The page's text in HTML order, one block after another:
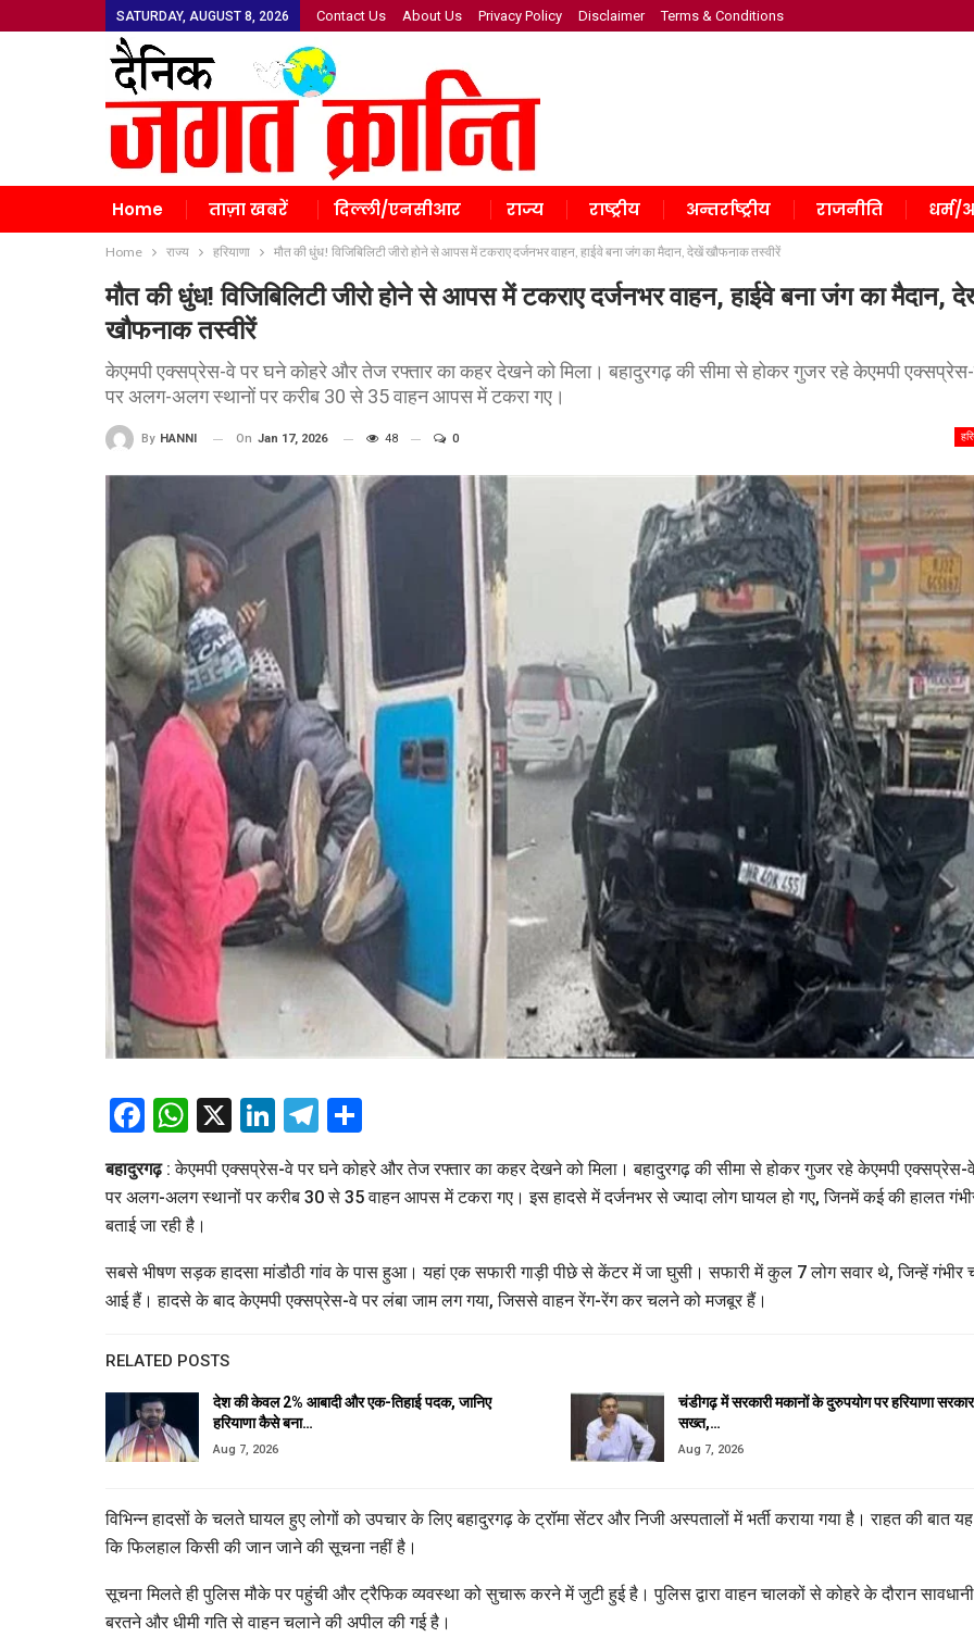
SATURDAY, AUGUST 8, 2026 Contact Us About Us Privacy Policy Disclaimer Terms & Conditions
Home ताज़ा खबरें दिल्ली/एनसीआर राज्य राष्ट्रीय अन्तर्राष्ट्रीय राजनीति धर्म/
Home राज्य हरियाणा मौत की धुंध! विजिबिलिटी जीरो होने से आपस में टकराए दर्जनभर वाहन, हाईवे बना जंग का मैदान, देखें खौफनाक तस्वीरें
मौत की धुंध! विजिबिलिटी जीरो होने से आपस में टकराए दर्जनभर वाहन, हाईवे बना जंग का मैदान,
खौफनाक तस्वीरें
केएमपी एक्सप्रेस-वे पर घने कोहरे और तेज रफ्तार का कहर देखने को मिला। बहादुरगढ़ की सीमा से होकर गुजर रहे केएमपी
पर अलग-अलग स्थानों पर करीब 30 से 35 वाहन आपस में टकरा गए।
By HANNI On Jan 17, 2026 48 0
Facebook
WhatsApp
X LinkedIn
Telegram
बहादुरगढ़ : केएमपी एक्सप्रेस-वे पर घने कोहरे और तेज रफ्तार का कहर देखने को मिला। बहादुरगढ़ की सीमा से होकर गुजर रहे केएमपी एक्सप्रेस-
पर अलग-अलग स्थानों पर करीब 30 से 35 वाहन आपस में टकरा गए। इस हादसे में दर्जनभर से ज्यादा लोग घायल हो गए, जिनमें कई की हालत
बताई जा रही है।
सबसे भीषण सड़क हादसा मांडौठी गांव के पास हुआ। यहां एक सफारी गाड़ी पीछे से केंटर में जा घुसी। सफारी में कुल 7 लोग सवार थे, जिन्हें गंभीर
आई हैं। हादसे के बाद केएमपी एक्सप्रेस-वे पर लंबा जाम लग गया, जिससे वाहन रेंग-रेंग कर चलने को मजबूर हैं।
RELATED POSTS
देश की केवल 2% आबादी और एक-तिहाई पदक, जानिए
हरियाणा कैसे बना…
Aug 7, 2026
चंडीगढ़ में सरकारी मकानों के दुरुपयोग पर हरियाणा सरकार
सख्त,…
Aug 7, 2026
विभिन्न हादसों के चलते घायल हुए लोगों को उपचार के लिए बहादुरगढ़ के ट्रॉमा सेंटर और निजी अस्पतालों में भर्ती कराया गया है। राहत की बात
कि फिलहाल किसी की जान जाने की सूचना नहीं है।
सूचना मिलते ही पुलिस मौके पर पहुंची और ट्रैफिक व्यवस्था को सुचारू करने में जुटी हुई है। पुलिस द्वारा वाहन चालकों से कोहरे के दौरान सावधानी
बरतने और धीमी गति से वाहन चलाने की अपील की गई है।